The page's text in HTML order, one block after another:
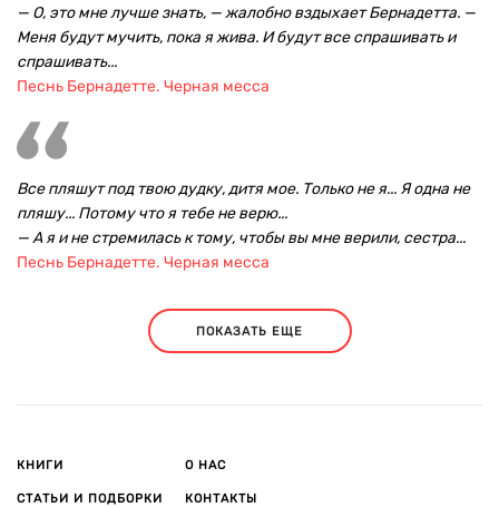
— О, это мне лучше знать, — жалобно вздыхает Бернадетта. —
Меня будут мучить, пока я жива. И будут все спрашивать и
спрашивать...
Песнь Бернадетте. Черная месса
Все пляшут под твою дудку, дитя мое. Только не я... Я одна не
пляшу... Потому что я тебе не верю...
— А я и не стремилась к тому, чтобы вы мне верили, сестра...
Песнь Бернадетте. Черная месса
ПОКАЗАТЬ ЕЩЕ
КНИГИ
СТАТЬИ И ПОДБОРКИ
О НАС
КОНТАКТЫ